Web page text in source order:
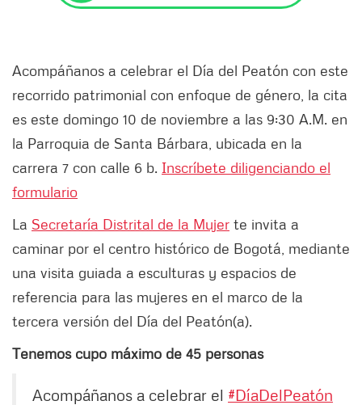
Acompáñanos a celebrar el Día del Peatón con este
recorrido patrimonial con enfoque de género, la cita
es este domingo 10 de noviembre a las 9:30 A.M. en
la Parroquia de Santa Bárbara, ubicada en la
carrera 7 con calle 6 b. Inscríbete diligenciando el
formulario
La Secretaría Distrital de la Mujer te invita a
caminar por el centro histórico de Bogotá, mediante
una visita guiada a esculturas y espacios de
referencia para las mujeres en el marco de la
tercera versión del Día del Peatón(a).
Tenemos cupo máximo de 45 personas
Acompáñanos a celebrar el #DíaDelPeatón